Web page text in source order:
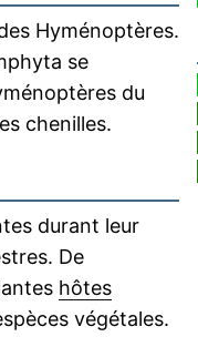
Hyménoptères.
se
du
chenilles.
durant leur
De
hôtes
végétales.